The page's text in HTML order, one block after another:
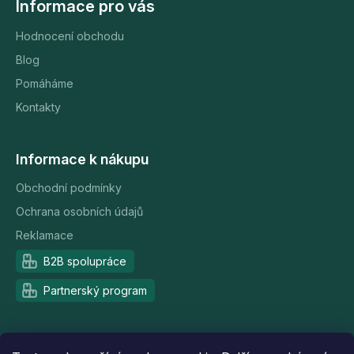
Informace pro vás
Hodnocení obchodu
Blog
Pomáháme
Kontakty
Informace k nákupu
Obchodní podmínky
Ochrana osobních údajů
Reklamace
B2B spolupráce
Partnerský program